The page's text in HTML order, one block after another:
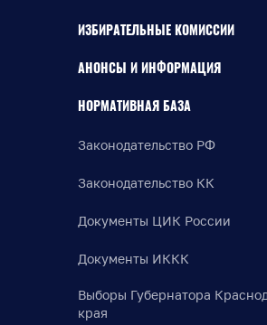
ИЗБИРАТЕЛЬНЫЕ КОМИССИИ
АНОНСЫ И ИНФОРМАЦИЯ
НОРМАТИВНАЯ БАЗА
Законодательство РФ
Законодательство КК
Документы ЦИК России
Документы ИККК
Выборы Губернатора
края